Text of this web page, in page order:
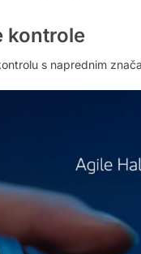
kontrole
s naprednim